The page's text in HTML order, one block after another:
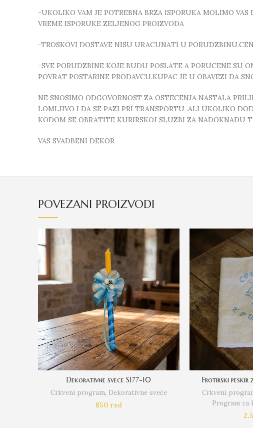
-UKOLIKO VAM JE POTREBNA BRZA ISPORUKA MOLIMO
VREME ISPORUKE ZELJENOG PROIZVODA
-TROSKOVI DOSTAVE NISU URACUNATI U
-SVE PORUDZBINE KOJE BUDU POSLATE A PORUCENE SU
POVRAT POSTARINE PRODAVCU.KUPAC JE U OBAVEZI DA
NE SNOSIMO ODGOVORNOST ZA OSTECENJA NASTALA
LOMLJIVO I DA SE PAZI PRI TRANSPORTU .ALI UKOLIKO
KODOM SE OBRATITE KURIRSKOJ SLUZBI ZA NADOKNADU
VAS SVADBENI DEKOR
POVEZANI PROIZVODI
Dekorativne svece S177-10
Crkveni program, Dekorativne sveće
850 rsd
Frotirski peskir
Crkveni
Program za